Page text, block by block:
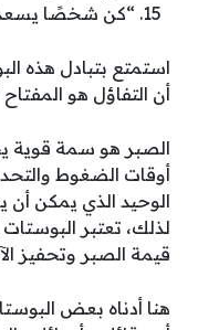
“كن شخصًا يسعد
استمتع بتبادل هذه
أن التفاؤل هو
الصبر هو سمة قوية
أوقات الضغوط
الوحيد الذي يمكن أن
لذلك، تعتبر
قيمة الصبر وتحفيز
هنا أدناه بعض